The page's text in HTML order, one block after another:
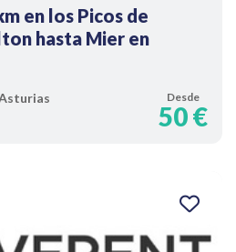
en los Picos de
hasta Mier en
Desde
50 €